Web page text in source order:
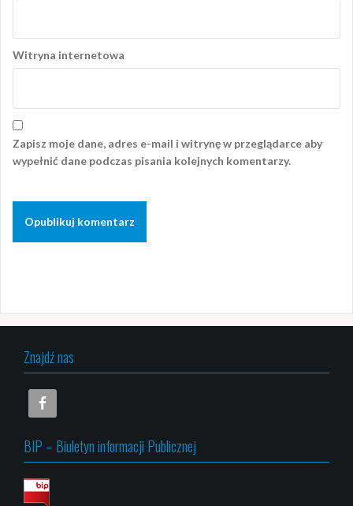
Witryna internetowa
Zapisz moje dane, adres e-mail i witrynę w przeglądarce aby
wypełnić dane podczas pisania kolejnych komentarzy.
Znajdź nas
BIP – Biuletyn informacji Publicznej